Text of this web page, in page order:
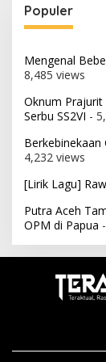
Populer
Mengenal
8,485 views
Oknum Prajurit
Serbu SS2VI -
Berkebinekaan
4,232 views
[Lirik Lagu]
Putra Aceh
OPM di Papua